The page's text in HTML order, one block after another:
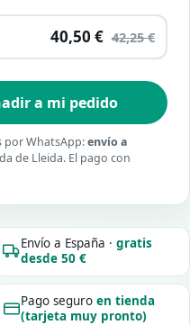
40,50 € 42,25 €
a mi pedido
por WhatsApp:envío a
de Lleida. El pago con
Envío a España ·gratis
desde 50 €
Pago seguroen tienda
(tarjeta muy pronto)